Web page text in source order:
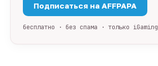
Подписаться на AFFPAPA
бесплатно · без спама · только iGaming